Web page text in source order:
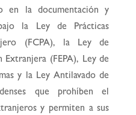
en la documentación y
la Ley de Prácticas
(FCPA), la Ley de
(FEPA), Ley de
y la Ley Antilavado de
que prohíben el
y permiten a sus